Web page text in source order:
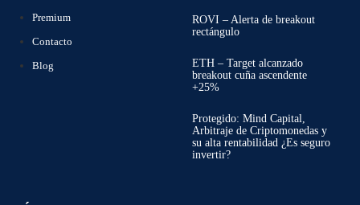
Premium
Contacto
Blog
ROVI – Alerta de breakout
rectángulo
ETH – Target alcanzado
breakout cuña ascendente
+25%
Protegido: Mind Capital,
Arbitraje de Criptomonedas y
su alta rentabilidad ¿Es seguro
invertir?